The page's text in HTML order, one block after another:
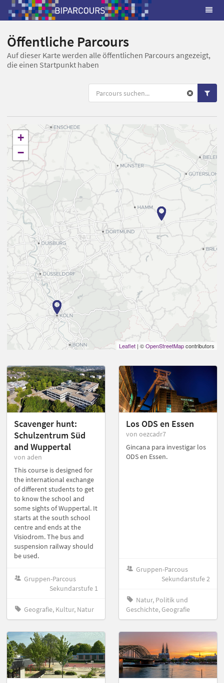
Öffentliche Parcours
Auf dieser Karte werden alle öffentlichen Parcours angezeigt,
die einen Startpunkt haben
+
−
Leaflet | ©OpenStreetMapcontributors
Scavenger hunt:
Schulzentrum Süd
and Wuppertal
von aden
This course is designed for
the international exchange
of different students to get
to know the school and
some sights of Wuppertal. It
starts at the south school
centre and ends at the
Visiodrom. The bus and
suspension railway should
be used.
Gruppen-Parcous
Sekundarstufe 1
Geografie, Kultur, Natur
Los ODS en Essen
von oezcadr7
Gincana para investigar los
ODS en Essen.
Gruppen-Parcous
Sekundarstufe 2
Natur, Politik und
Geschichte, Geografie